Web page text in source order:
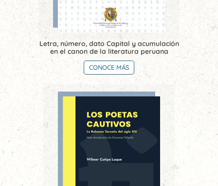
Letra, número, dato Capital y acumulación
en el canon de la literatura peruana
CONOCE MÁS